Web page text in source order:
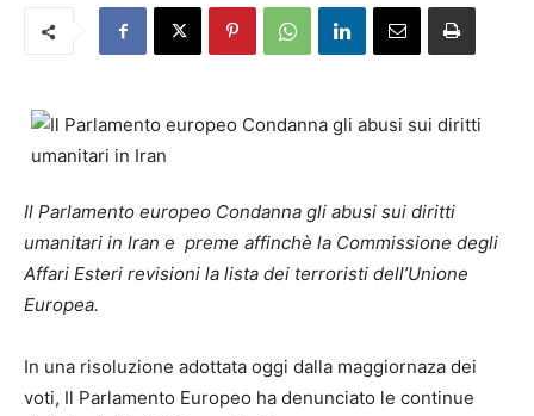
Il Parlamento europeo Condanna gli abusi sui diritti
umanitari in Iran e preme affinchè la Commissione degli
Affari Esteri revisioni la lista dei terroristi dell’Unione
Europea.
In una risoluzione adottata oggi dalla maggiornaza dei
voti, Il Parlamento Europeo ha denunciato le continue